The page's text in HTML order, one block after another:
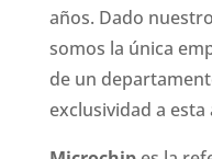
años. Dado
somos la única
de un
exclusividad a esta